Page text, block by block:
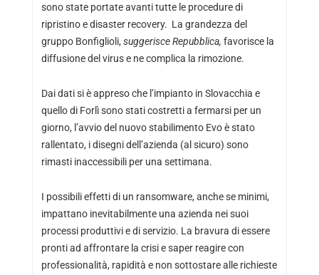
sono state portate avanti tutte le procedure di
ripristino e disaster recovery. La grandezza del
gruppo Bonfiglioli, suggerisce Repubblica, favorisce la
diffusione del virus e ne complica la rimozione.
Dai dati si è appreso che l’impianto in Slovacchia e
quello di Forlì sono stati costretti a fermarsi per un
giorno, l’avvio del nuovo stabilimento Evo è stato
rallentato, i disegni dell’azienda (al sicuro) sono
rimasti inaccessibili per una settimana.
I possibili effetti di un ransomware, anche se minimi,
impattano inevitabilmente una azienda nei suoi
processi produttivi e di servizio. La bravura di essere
pronti ad affrontare la crisi e saper reagire con
professionalità, rapidità e non sottostare alle richieste